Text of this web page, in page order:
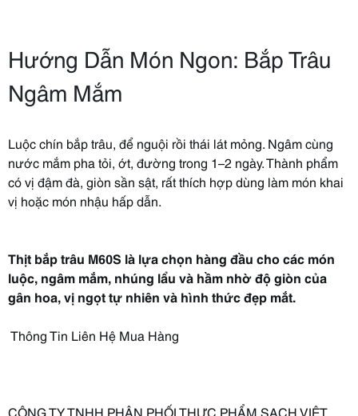
Hướng Dẫn Món Ngon: Bắp Trâu
Ngâm Mắm
Luộc chín bắp trâu, để nguội rồi thái lát mỏng. Ngâm cùng
nước mắm pha tỏi, ớt, đường trong 1–2 ngày. Thành phẩm
có vị đậm đà, giòn sần sật, rất thích hợp dùng làm món khai
vị hoặc món nhậu hấp dẫn.
Thịt bắp trâu M60S là lựa chọn hàng đầu cho các món
luộc, ngâm mắm, nhúng lẩu và hầm nhờ độ giòn của
gân hoa, vị ngọt tự nhiên và hình thức đẹp mắt.
Thông Tin Liên Hệ Mua Hàng
CÔNG TY TNHH PHÂN PHỐI THỰC PHẨM SẠCH VIỆT